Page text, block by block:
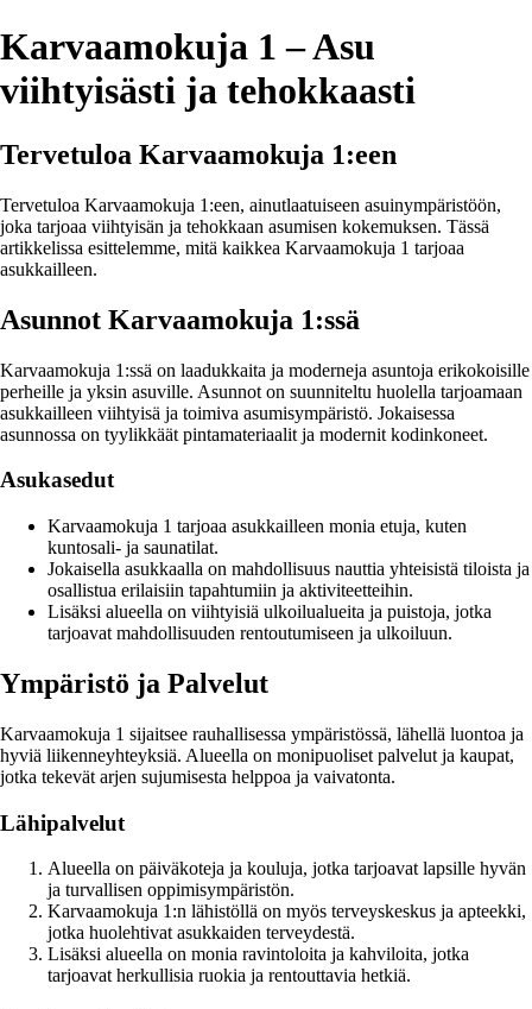
Karvaamokuja 1 – Asu
viihtyisästi ja tehokkaasti
Tervetuloa Karvaamokuja 1:een
Tervetuloa Karvaamokuja 1:een, ainutlaatuiseen asuinympäristöön,
joka tarjoaa viihtyisän ja tehokkaan asumisen kokemuksen. Tässä
artikkelissa esittelemme, mitä kaikkea Karvaamokuja 1 tarjoaa
asukkailleen.
Asunnot Karvaamokuja 1:ssä
Karvaamokuja 1:ssä on laadukkaita ja moderneja asuntoja erikokoisille
perheille ja yksin asuville. Asunnot on suunniteltu huolella tarjoamaan
asukkailleen viihtyisä ja toimiva asumisympäristö. Jokaisessa
asunnossa on tyylikkäät pintamateriaalit ja modernit kodinkoneet.
Asukasedut
Karvaamokuja 1 tarjoaa asukkailleen monia etuja, kuten
kuntosali- ja saunatilat.
Jokaisella asukkaalla on mahdollisuus nauttia yhteisistä tiloista ja
osallistua erilaisiin tapahtumiin ja aktiviteetteihin.
Lisäksi alueella on viihtyisiä ulkoilualueita ja puistoja, jotka
tarjoavat mahdollisuuden rentoutumiseen ja ulkoiluun.
Ympäristö ja Palvelut
Karvaamokuja 1 sijaitsee rauhallisessa ympäristössä, lähellä luontoa ja
hyviä liikenneyhteyksiä. Alueella on monipuoliset palvelut ja kaupat,
jotka tekevät arjen sujumisesta helppoa ja vaivatonta.
Lähipalvelut
Alueella on päiväkoteja ja kouluja, jotka tarjoavat lapsille hyvän
ja turvallisen oppimisympäristön.
Karvaamokuja 1:n lähistöllä on myös terveyskeskus ja apteekki,
jotka huolehtivat asukkaiden terveydestä.
Lisäksi alueella on monia ravintoloita ja kahviloita, jotka
tarjoavat herkullisia ruokia ja rentouttavia hetkiä.